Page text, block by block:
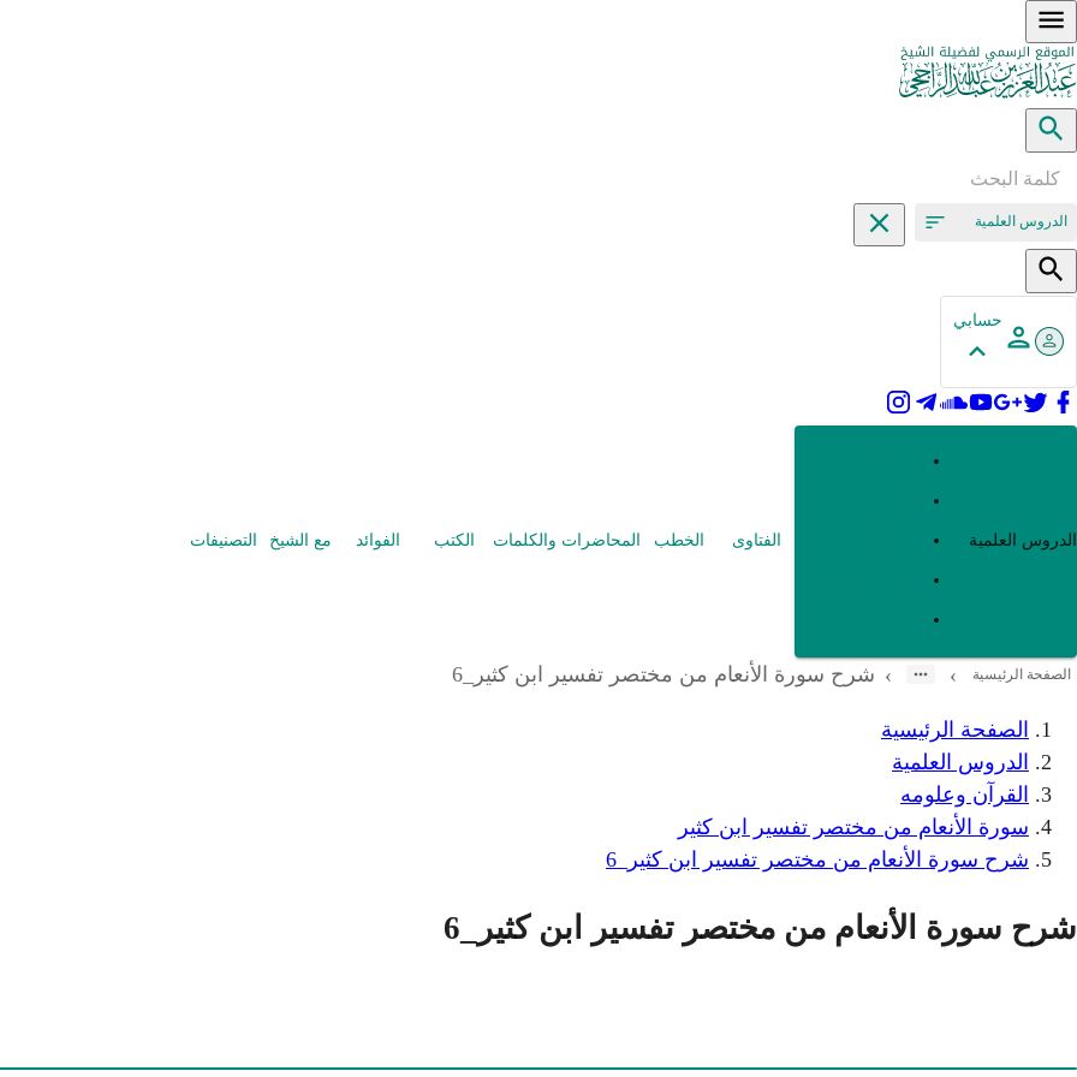
الدروس العلمية
حسابي
الدروس العلمية الفتاوى الخطب المحاضرات والكلمات الكتب الفوائد مع الشيخ التصنيفات
الصفحة الرئيسية ›
› شرح سورة الأنعام من مختصر تفسير ابن كثير_6
الصفحة الرئيسية
الدروس العلمية
القرآن وعلومه
سورة الأنعام من مختصر تفسير ابن كثير
شرح سورة الأنعام من مختصر تفسير ابن كثير_6
شرح سورة الأنعام من مختصر تفسير ابن كثير_6